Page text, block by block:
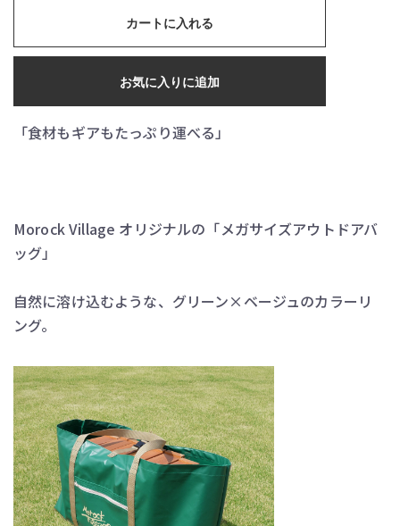
カートに入れる
お気に入りに追加
「食材もギアもたっぷり運べる」
Morock Village オリジナルの「メガサイズアウトドアバ
ッグ」
自然に溶け込むような、グリーン×ベージュのカラーリ
ング。